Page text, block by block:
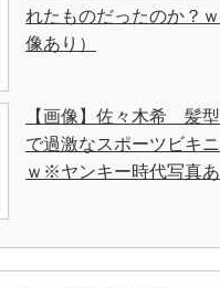
れたものだったのか？
像あり）
【画像】佐々木希 髪
で過激なスポーツビキ
ｗ※ヤンキー時代写真あ